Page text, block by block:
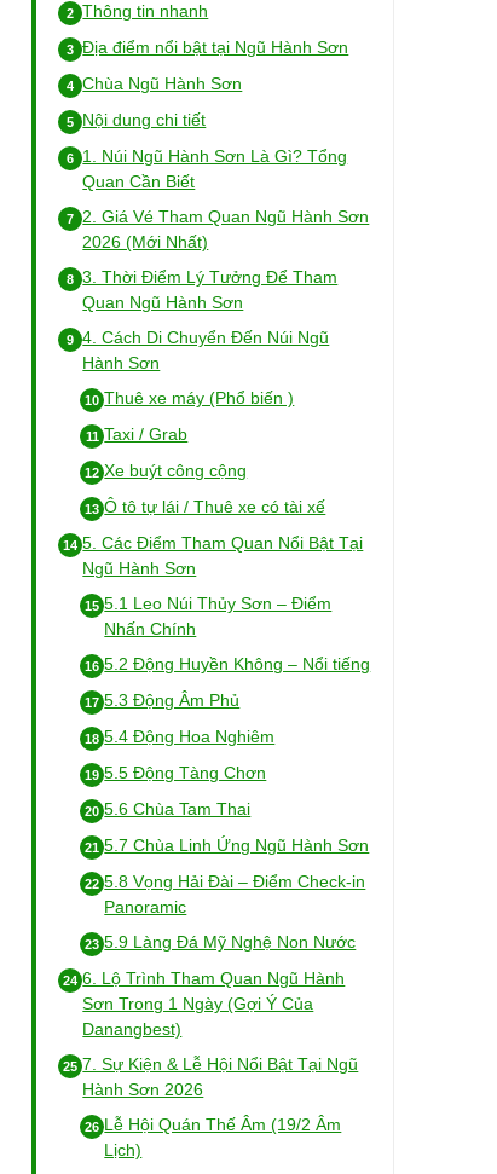
Thông tin nhanh
Địa điểm nổi bật tại Ngũ Hành Sơn
Chùa Ngũ Hành Sơn
Nội dung chi tiết
1. Núi Ngũ Hành Sơn Là Gì? Tổng
Quan Cần Biết
2. Giá Vé Tham Quan Ngũ Hành Sơn
2026 (Mới Nhất)
3. Thời Điểm Lý Tưởng Để Tham
Quan Ngũ Hành Sơn
4. Cách Di Chuyển Đến Núi Ngũ
Hành Sơn
Thuê xe máy (Phổ biến )
Taxi / Grab
Xe buýt công cộng
Ô tô tự lái / Thuê xe có tài xế
5. Các Điểm Tham Quan Nổi Bật Tại
Ngũ Hành Sơn
5.1 Leo Núi Thủy Sơn – Điểm
Nhấn Chính
5.2 Động Huyền Không – Nổi tiếng
5.3 Động Âm Phủ
5.4 Động Hoa Nghiêm
5.5 Động Tàng Chơn
5.6 Chùa Tam Thai
5.7 Chùa Linh Ứng Ngũ Hành Sơn
5.8 Vọng Hải Đài – Điểm Check-in
Panoramic
5.9 Làng Đá Mỹ Nghệ Non Nước
6. Lộ Trình Tham Quan Ngũ Hành
Sơn Trong 1 Ngày (Gợi Ý Của
Danangbest)
7. Sự Kiện & Lễ Hội Nổi Bật Tại Ngũ
Hành Sơn 2026
Lễ Hội Quán Thế Âm (19/2 Âm
Lịch)